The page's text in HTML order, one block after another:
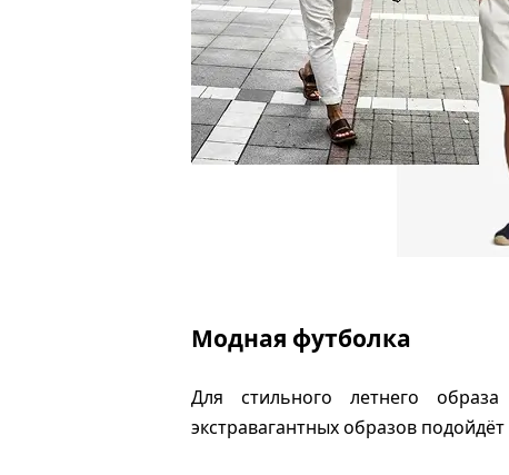
Модная футболка
Для стильного летнего
экстравагантных образов